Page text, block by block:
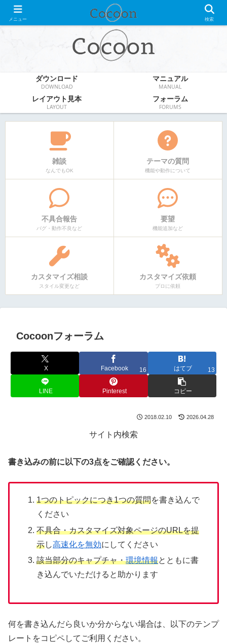
WordPress無料テーマ
ダウンロード
DOWNLOAD
マニュアル
MANUAL
レイアウト見本
LAYOUT
フォーラム
FORUMS
雑談
なんでもOK
テーマの質問
機能や動作について
不具合報告
バグ・動作不良など
要望
機能追加など
カスタマイズ相談
スタイル変更など
カスタマイズ依頼
プロに依頼
Cocoonフォーラム
X Facebook 16 はてブ 13
LINE Pinterest コピー
2018.02.10 2026.04.28
サイト内検索
書き込みの前に以下の3点をご確認ください。
1つのトピックにつき1つの質問を書き込んで
ください
不具合・カスタマイズ対象ページのURLを提
示し高速化を無効にしてください
該当部分のキャプチャ・環境情報とともに書
き込んでいただけると助かります
何を書き込んだら良いか分からない場合は、以下のテンプ
レートをコピペしてご利用ください。
メニュー 検索